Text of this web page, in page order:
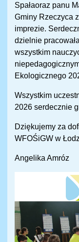
Spałaoraz panu
Gminy Rzeczyca
imprezie.
dzielnie
wszystkim
Ekologicznego
Wszystkim
2026 serdecznie
Dziękujemy za
WFOŚiGW w
Angelika Amróz